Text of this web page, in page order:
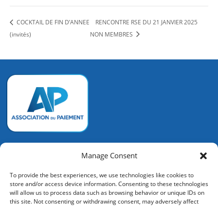
Manage Consent
To provide the best experiences, we use technologies like cookies to
store and/or access device information. Consenting to these technologies
will allow us to process data such as browsing behavior or unique IDs on
this site. Not consenting or withdrawing consent, may adversely affect
COCKTAIL DE FIN D’ANNEE
(invités)
RENCONTRE RSE DU 21 JANVIER 2025
NON MEMBRES
Association du Paiement
75008 PARIS
+33 (0) 6 72 14 92 53
contact@associationdupaiement.fr